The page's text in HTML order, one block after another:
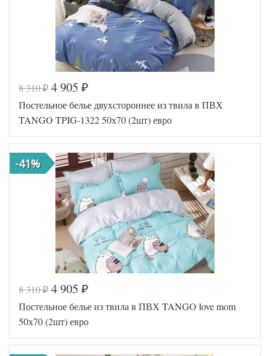
Код товара
577-930
Артикул
TT1242
23
Размер
пододеяльника 200х220
Размер
простыни
230х250
50х70
(2шт)
Производитель
Tango
(Китай)
Код товара
556-483
Артикул
TT1008
Размер
пододеяльника 200х220
8 310₽ 4 905 ₽
Постельное белье двухстороннее из твила в ПВХ
TANGO TPIG-1322 50х70 (2шт) евро
-41%
8 310₽ 4 905 ₽
Постельное белье из твила в ПВХ TANGO love mom
50х70 (2шт) евро